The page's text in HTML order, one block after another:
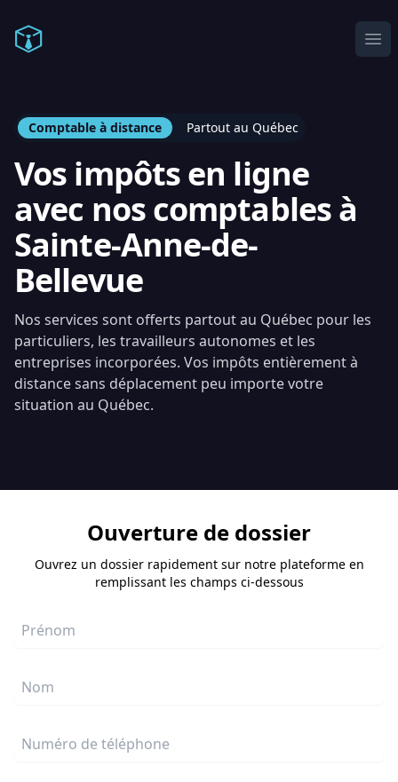
Comptable en ligne
Comptable à distance Partout au Québec
Vos impôts en ligne
avec nos comptables à
Sainte-Anne-de-
Bellevue
Nos services sont offerts partout au Québec pour les
particuliers, les travailleurs autonomes et les
entreprises incorporées. Vos impôts entièrement à
distance sans déplacement peu importe votre
situation au Québec.
Ouverture de dossier
Ouvrez un dossier rapidement sur notre plateforme en
remplissant les champs ci-dessous
Prénom
Nom
Numéro de téléphone